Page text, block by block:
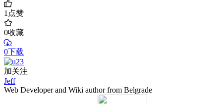
1点赞
0收藏
0下载
加关注
Jeff
Web Developer and Wiki author from Belgrade